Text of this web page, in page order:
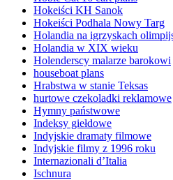
Hokeiści KH Sanok
Hokeiści Podhala Nowy Targ
Holandia na igrzyskach
Holandia w XIX wieku
Holenderscy malarze barokowi
houseboat plans
Hrabstwa w stanie Teksas
hurtowe czekoladki reklamowe
Hymny państwowe
Indeksy giełdowe
Indyjskie dramaty filmowe
Indyjskie filmy z 1996 roku
Internazionali d’Italia
Ischnura